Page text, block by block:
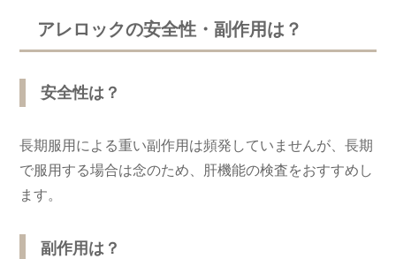
アレロックの安全性・副作用は？
安全性は？
長期服用による重い副作用は頻発していませんが、長期
で服用する場合は念のため、肝機能の検査をおすすめし
ます。
副作用は？